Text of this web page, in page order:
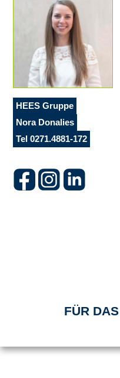
HEES Gruppe
Nora Donalies
Tel 0271.4881-172
FÜR